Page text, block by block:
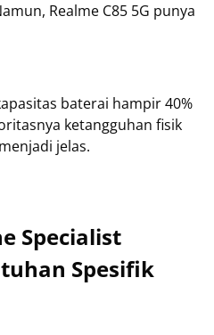
Realme C85 5G punya
baterai hampir 40%
ketangguhan fisik
jelas.
Specialist
Spesifik